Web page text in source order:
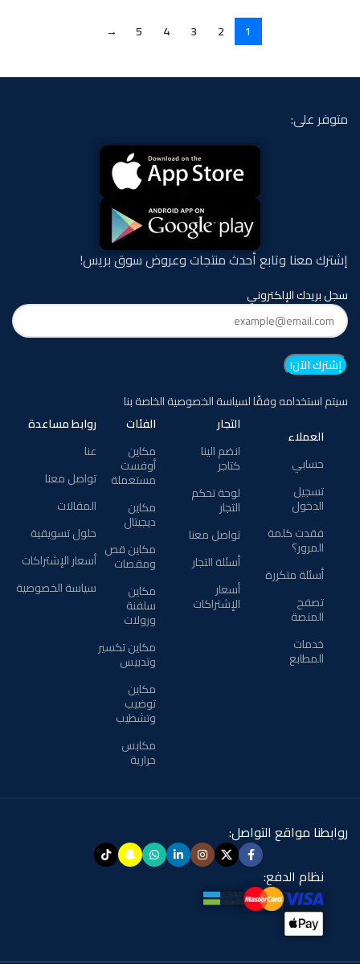
1
2
3
4
5
→
متوفر على:
إشترك معنا وتابع أحدث منتجات وعروض سوق بريس!
سجل بريدك الإلكتروني
سيتم استخدامه وفقًا لسياسة الخصوصية الخاصة بنا
العملاء
حسابي
تسجيل
الدخول
فقدت كلمة
المرور؟
أسئلة متكررة
تصفح
المنصة
خدمات
المطابع
التجار
انضم الينا
كتاجر
لوحة تحكم
التجار
تواصل معنا
أسئلة التجار
أسعار
الإشتراكات
الفئات
مكاين
أوفست
مستعملة
مكاين
ديجيتال
مكاين قص
ومقصات
مكاين
سلفنة
ورولات
مكاين تكسير
وتدبيس
مكاين
توضيب
وتشطيب
مكابس
حرارية
روابط مساعدة
عنا
تواصل معنا
المقالات
حلول تسويقية
أسعار الإشتراكات
سياسة الخصوصية
روابطنا مواقع التواصل:
نظام الدفع: